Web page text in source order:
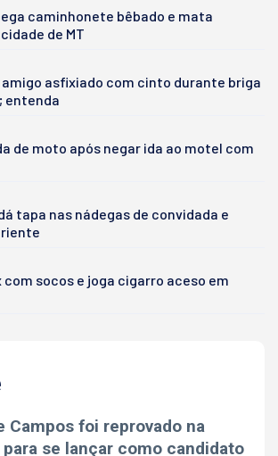
caminhonete bêbado e mata
de MT
asfixiado com cinto durante briga
entenda
de moto após negar ida ao motel com
tapa nas nádegas de convidada e
com socos e joga cigarro aceso em
Campos foi reprovado na
se lançar como candidato